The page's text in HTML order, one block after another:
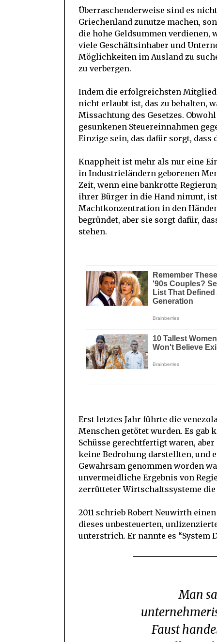
Überraschenderweise sind es
Griechenland zunutze machen,
die hohe Geldsummen verdienen,
viele Geschäftsinhaber und
Möglichkeiten im Ausland zu
zu verbergen.
Indem die erfolgreichsten
nicht erlaubt ist, das zu behalten,
Missachtung des Gesetzes.
gesunkenen Steuereinnahmen
Einzige sein, das dafür sorgt,
Knappheit ist mehr als nur eine
in Industrieländern geborenen
Zeit, wenn eine bankrotte
ihrer Bürger in die Hand nimmt,
Machtkonzentration in den
begründet, aber sie sorgt dafür,
stehen.
Erst letztes Jahr führte die
Menschen getötet wurden. Es
Schüsse gerechtfertigt waren,
keine Bedrohung darstellten, und
Gewahrsam genommen worden
unvermeidliche Ergebnis von
zerrütteter Wirtschaftssysteme die
2011 schrieb Robert Neuwirth
dieses unbesteuerten,
unterstrich. Er nannte es “System
Man sagt, dass erfinderische,
Faust